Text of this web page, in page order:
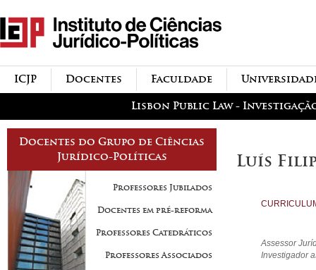
principal
icjp
menu-institucional Faculdade
Docentes
ICJP
Lisbon Public Law -
Docentes do Grupo de Ciências
Jurídico-Políticas
Professores Jubilados
Docentes em pré-reforma
Professores Catedráticos
Professores Associados
Luís
Assessor
Investigador